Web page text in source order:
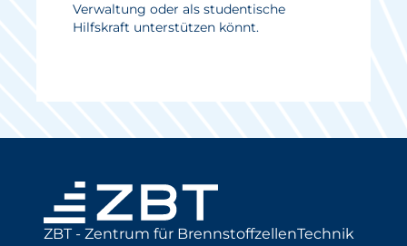
Verwaltung oder als studentische
Hilfskraft unterstützen könnt.
ZBT - Zentrum für BrennstoffzellenTechnik